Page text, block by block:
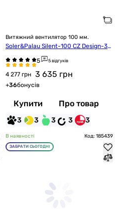
Витяжний вентилятор 100 мм.
Soler&Palau Silent-100 CZ Design-3C
(5210603100)
5 відгуків
4 277 грн 3 635 грн
+36бонусів
Купити Про товар
3 3 3 3 3
В наявності Код: 185439
ЗАБРАТИ СЬОГОДНІ